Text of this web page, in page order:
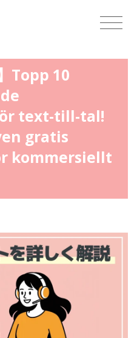
Topp 10
text-till-tal!
gratis
kommersiellt